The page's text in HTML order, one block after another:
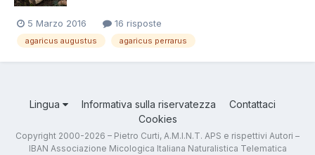
5 Marzo 2016 16 risposte
agaricus augustus agaricus perrarus
Lingua Informativa sulla riservatezza
Contattaci
Cookies
Copyright 2000-2026 – Pietro Curti, A.M.I.N.T. APS e rispettivi Autori –
IBAN Associazione Micologica Italiana Naturalistica Telematica